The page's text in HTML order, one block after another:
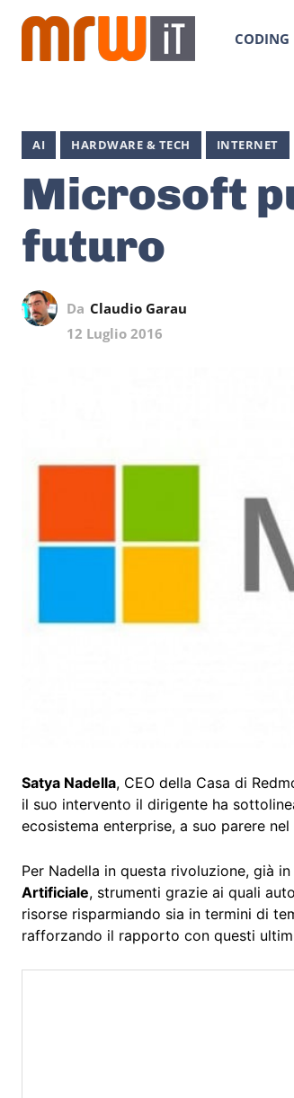
CODING
AI HARDWARE & TECH INTERNET
Microsoft
futuro
Da Claudio Garau
12 Luglio 2016
Satya Nadella, CEO della Casa di
il suo intervento il dirigente ha
ecosistema enterprise, a suo parere
Per Nadella in questa rivoluzione, già
Artificiale, strumenti grazie ai quali
risorse risparmiando sia in termini di
rafforzando il rapporto con questi